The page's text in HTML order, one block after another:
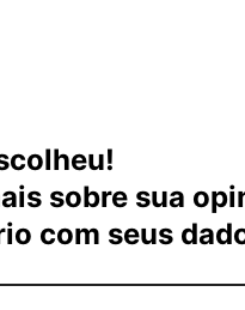
sobre sua
com seus